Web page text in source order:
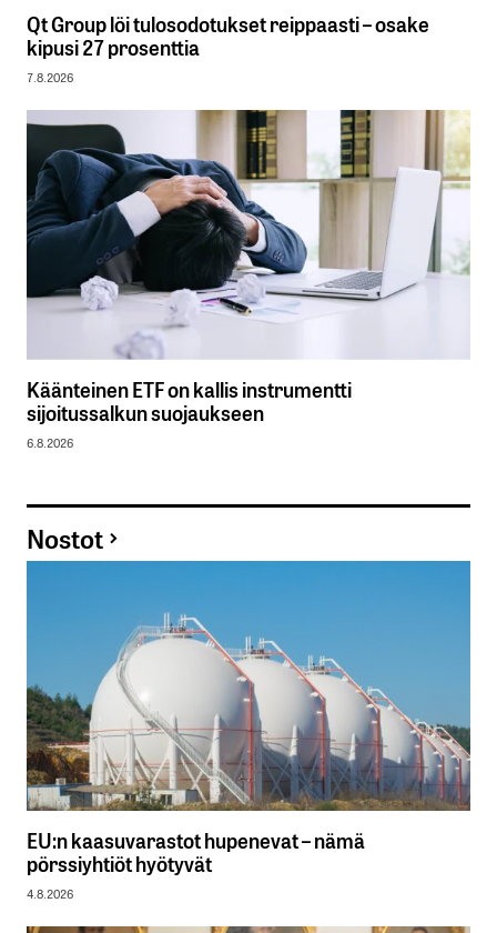
Qt Group löi tulosodotukset reippaasti – osake
kipusi 27 prosenttia
7.8.2026
Käänteinen ETF on kallis instrumentti
sijoitussalkun suojaukseen
6.8.2026
Nostot
EU:n kaasuvarastot hupenevat – nämä
pörssiyhtiöt hyötyvät
4.8.2026